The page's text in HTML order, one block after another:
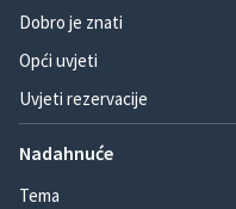
Dobro je znati
Opći uvjeti
Uvjeti rezervacije
Nadahnuće
Tema